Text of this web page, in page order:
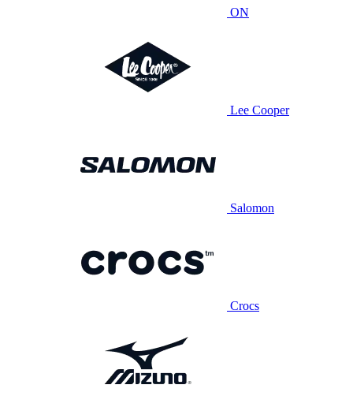
ON
Lee Cooper
Salomon
Crocs